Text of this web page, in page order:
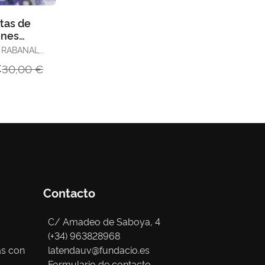
de
30,00 €
con
Contacto
C/ Amadeo de Saboya, 4
(+34) 963828968
latendauv@fundacio.es